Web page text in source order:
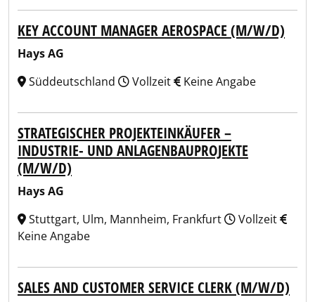
KEY ACCOUNT MANAGER AEROSPACE (M/W/D)
Hays AG
Süddeutschland
Vollzeit Keine Angabe
STRATEGISCHER PROJEKTEINKÄUFER –
INDUSTRIE- UND ANLAGENBAUPROJEKTE
(M/W/D)
Hays AG
Stuttgart, Ulm, Mannheim, Frankfurt
Vollzeit
Keine Angabe
SALES AND CUSTOMER SERVICE CLERK (M/W/D)